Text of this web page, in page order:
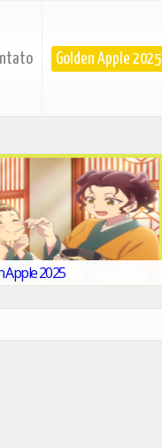
Golden Apple 2025
Apple 2025